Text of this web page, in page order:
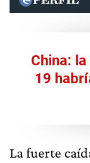
China:
19
La fuerte